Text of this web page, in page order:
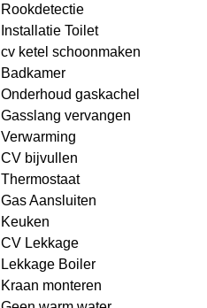
Rookdetectie
Installatie Toilet
cv ketel schoonmaken
Badkamer
Onderhoud gaskachel
Gasslang vervangen
Verwarming
CV bijvullen
Thermostaat
Gas Aansluiten
Keuken
CV Lekkage
Lekkage Boiler
Kraan monteren